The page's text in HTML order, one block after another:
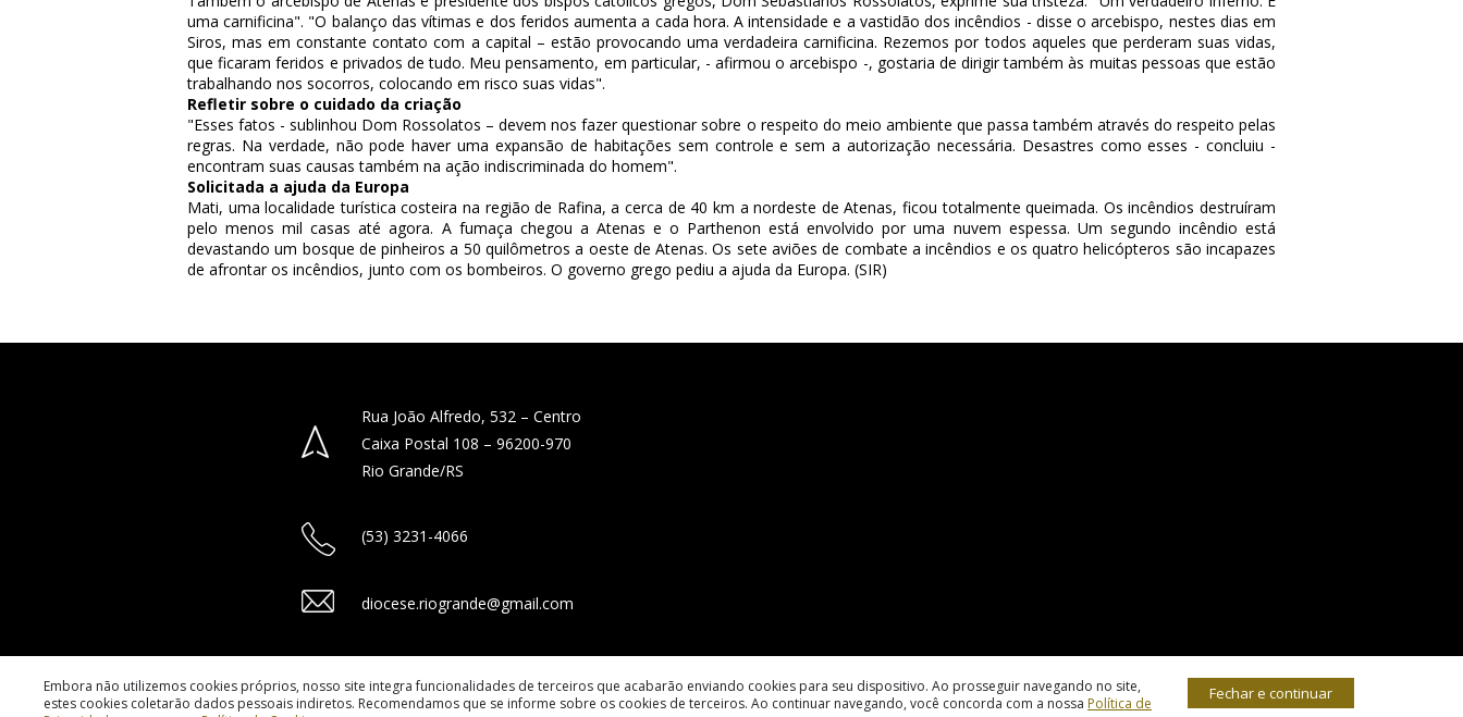
uma carnificina". "O balanço das vítimas e dos feridos aumenta a cada hora. A intensidade e a vastidão dos incêndios - disse o arcebispo, nestes dias em
Siros, mas em constante contato com a capital – estão provocando uma verdadeira carnificina. Rezemos por todos aqueles que perderam suas vidas,
que ficaram feridos e privados de tudo. Meu pensamento, em particular, - afirmou o arcebispo -, gostaria de dirigir também às muitas pessoas que estão
trabalhando nos socorros, colocando em risco suas vidas".
Refletir sobre o cuidado da criação
"Esses fatos - sublinhou Dom Rossolatos – devem nos fazer questionar sobre o respeito do meio ambiente que passa também através do respeito pelas
regras. Na verdade, não pode haver uma expansão de habitações sem controle e sem a autorização necessária. Desastres como esses - concluiu -
encontram suas causas também na ação indiscriminada do homem".
Solicitada a ajuda da Europa
Mati, uma localidade turística costeira na região de Rafina, a cerca de 40 km a nordeste de Atenas, ficou totalmente queimada. Os incêndios destruíram
pelo menos mil casas até agora. A fumaça chegou a Atenas e o Parthenon está envolvido por uma nuvem espessa. Um segundo incêndio está
devastando um bosque de pinheiros a 50 quilômetros a oeste de Atenas. Os sete aviões de combate a incêndios e os quatro helicópteros são incapazes
de afrontar os incêndios, junto com os bombeiros. O governo grego pediu a ajuda da Europa. (SIR)
Rua João Alfredo, 532 – Centro
Caixa Postal 108 – 96200-970
Rio Grande/RS
(53) 3231-4066
diocese.riogrande@gmail.com
Fechar e continuar
Embora não utilizemos cookies próprios, nosso site integra funcionalidades de terceiros que acabarão enviando cookies para seu dispositivo. Ao prosseguir navegando no site,
estes cookies coletarão dados pessoais indiretos. Recomendamos que se informe sobre os cookies de terceiros. Ao continuar navegando, você concorda com a nossa Política de